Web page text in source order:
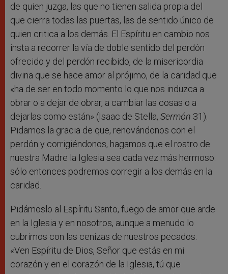
de quien juzga, las que no tienen salida propia del
que cierra todas las puertas, las de sentido único de
quien critica a los demás. El Espíritu en cambio nos
insta a recorrer la vía de doble sentido del perdón
ofrecido y del perdón recibido, de la misericordia
divina que se hace amor al prójimo, de la caridad que
«ha de ser en todo momento lo que nos induzca a
obrar o a dejar de obrar, a cambiar las cosas o a
dejarlas como están» (Isaac de Stella, Sermón 31).
Pidamos la gracia de que, renovándonos con el
perdón y corrigiéndonos, hagamos que el rostro de
nuestra Madre la Iglesia sea cada vez más hermoso:
sólo entonces podremos corregir a los demás en la
caridad.
Pidámoslo al Espíritu Santo, fuego de amor que arde
en la Iglesia y en nosotros, aunque a menudo lo
cubrimos con las cenizas de nuestros pecados:
«Ven Espíritu de Dios, Señor que estás en mi
corazón y en el corazón de la Iglesia, tú que